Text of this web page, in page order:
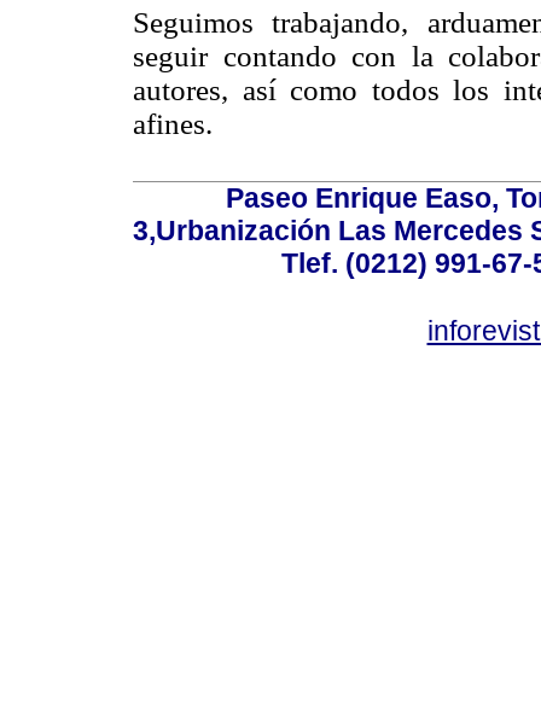
Seguimos trabajando,
seguir contando con la
autores, así como todos los
afines.
Paseo Enrique Easo,
3,Urbanización Las Mercedes
Tlef. (0212) 991-